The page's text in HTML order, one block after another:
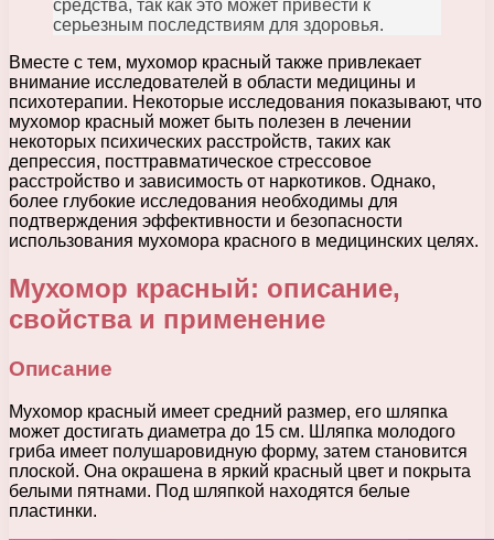
средства, так как это может привести к
серьезным последствиям для здоровья.
Вместе с тем, мухомор красный также привлекает
внимание исследователей в области медицины и
психотерапии. Некоторые исследования показывают, что
мухомор красный может быть полезен в лечении
некоторых психических расстройств, таких как
депрессия, посттравматическое стрессовое
расстройство и зависимость от наркотиков. Однако,
более глубокие исследования необходимы для
подтверждения эффективности и безопасности
использования мухомора красного в медицинских целях.
Мухомор красный: описание,
свойства и применение
Описание
Мухомор красный имеет средний размер, его шляпка
может достигать диаметра до 15 см. Шляпка молодого
гриба имеет полушаровидную форму, затем становится
плоской. Она окрашена в яркий красный цвет и покрыта
белыми пятнами. Под шляпкой находятся белые
пластинки.